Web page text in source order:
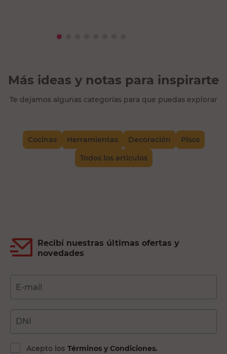
Más ideas y notas para inspirarte
Te dejamos algunas categorías para que puedas explorar
Cocinas Herramientas Decoración
Pisos
Todos los artículos
Recibí nuestras últimas ofertas y
novedades
E-mail
DNI
Acepto los Términos y Condiciones.